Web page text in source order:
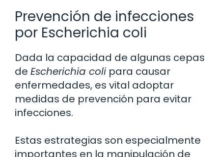
Prevención de infecciones
por Escherichia coli
Dada la capacidad de algunas cepas
de Escherichia coli para causar
enfermedades, es vital adoptar
medidas de prevención para evitar
infecciones.
Estas estrategias son especialmente
importantes en la manipulación de